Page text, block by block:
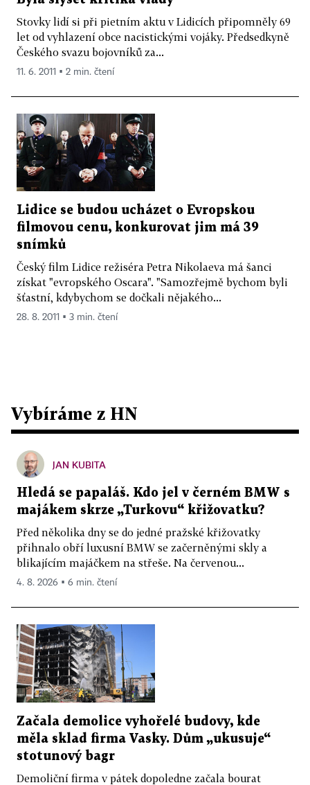
Stovky lidí si při pietním aktu v Lidicích připomněly 69
let od vyhlazení obce nacistickými vojáky. Předsedkyně
Českého svazu bojovníků za...
11. 6. 2011 ▪ 2 min. čtení
Lidice se budou ucházet o Evropskou
filmovou cenu, konkurovat jim má 39
snímků
Český film Lidice režiséra Petra Nikolaeva má šanci
získat "evropského Oscara". "Samozřejmě bychom byli
šťastní, kdybychom se dočkali nějakého...
28. 8. 2011 ▪ 3 min. čtení
Vybíráme z HN
JAN KUBITA
Hledá se papaláš. Kdo jel v černém BMW s
majákem skrze „Turkovu“ křižovatku?
Před několika dny se do jedné pražské křižovatky
přihnalo obří luxusní BMW se začerněnými skly a
blikajícím majáčkem na střeše. Na červenou...
4. 8. 2026 ▪ 6 min. čtení
Začala demolice vyhořelé budovy, kde
měla sklad firma Vasky. Dům „ukusuje“
stotunový bagr
Demoliční firma v pátek dopoledne začala bourat